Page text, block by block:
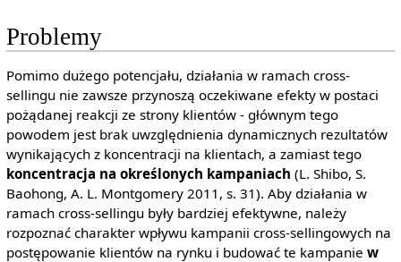
Problemy
Pomimo dużego potencjału, działania w ramach cross-
sellingu nie zawsze przynoszą oczekiwane efekty w postaci
pożądanej reakcji ze strony klientów - głównym tego
powodem jest brak uwzględnienia dynamicznych rezultatów
wynikających z koncentracji na klientach, a zamiast tego
koncentracja na określonych kampaniach (L. Shibo, S.
Baohong, A. L. Montgomery 2011, s. 31). Aby działania w
ramach cross-sellingu były bardziej efektywne, należy
rozpoznać charakter wpływu kampanii cross-sellingowych na
postępowanie klientów na rynku i budować te kampanie w